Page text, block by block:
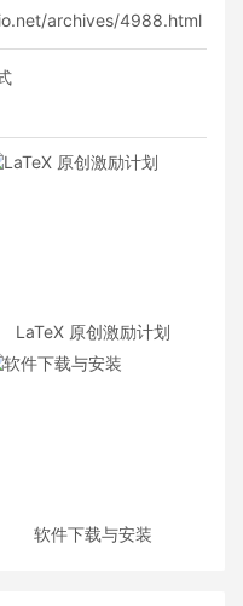
archives/4988.html
LaTeX 原创激励计划
软件下载与安装